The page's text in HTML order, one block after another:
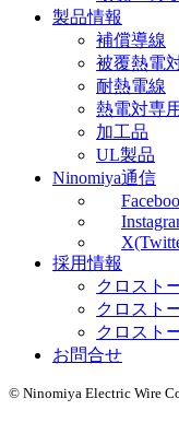
製品情報
補償導線
被覆熱電
耐熱電線
熱電対専
加工品
UL製品
Ninomiya通信
採用情報
クロスト
クロスト
クロスト
お問合せ
© Ninomiya Electric Wire